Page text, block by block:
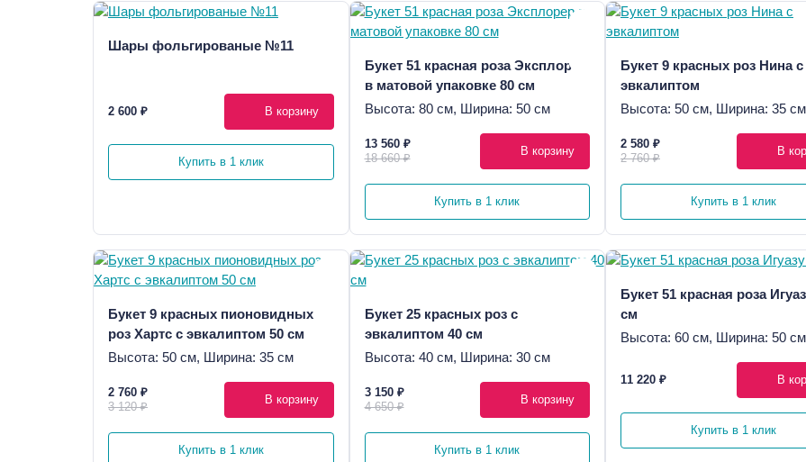
Шары фольгированые №11
2 600 ₽ В корзину
Купить в 1 клик
Букет 51 красная роза Эксплорер
в матовой упаковке 80 см
Высота: 80 см, Ширина: 50 см
13 560 ₽
18 660 ₽
В корзину
Купить в 1 клик
Букет 9 красных роз Нина с
эвкалиптом
Высота: 50 см, Ширина: 35 см
2 580 ₽
2 760 ₽
В
Купить в 1 клик
Букет 9 красных пионовидных
роз Хартс с эвкалиптом 50 см
Высота: 50 см, Ширина: 35 см
2 760 ₽
3 120 ₽
В корзину
Купить в 1 клик
Букет 25 красных роз с
эвкалиптом 40 см
Высота: 40 см, Ширина: 30 см
3 150 ₽
4 650 ₽
В корзину
Купить в 1 клик
Букет 51 красная роза
см
Высота: 60 см, Ширина: 50 см
11 220 ₽ В
Купить в 1 клик